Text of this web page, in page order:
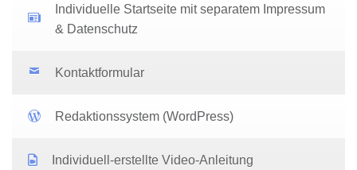
Individuelle Startseite mit separatem Impressum
& Datenschutz
Kontaktformular
Redaktionssystem (WordPress)
Individuell-erstellte Video-Anleitung